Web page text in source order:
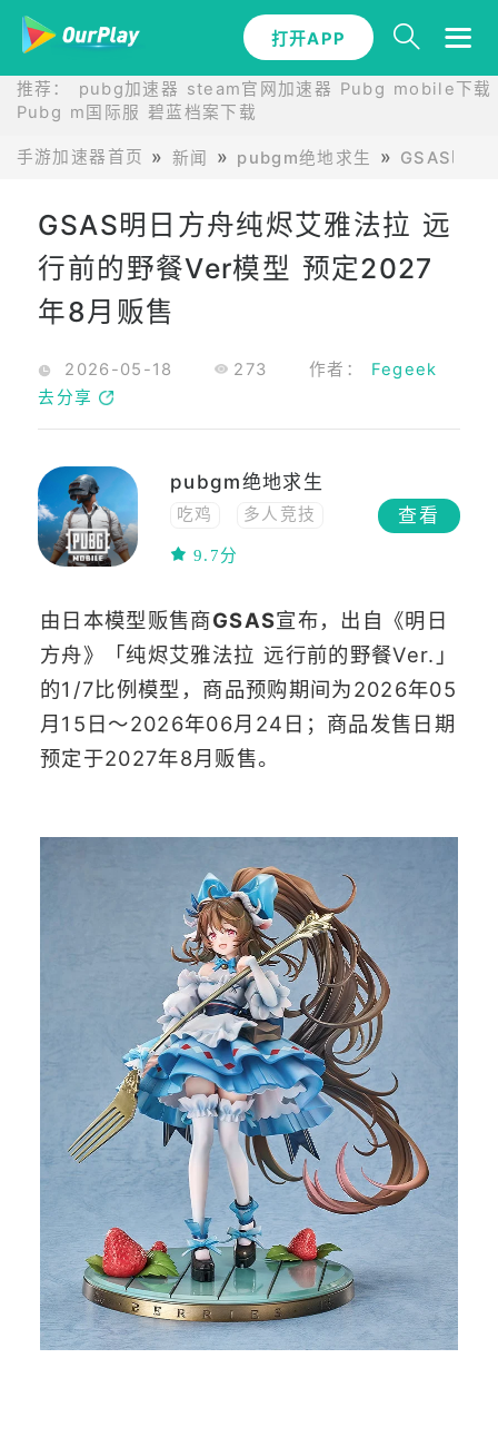
打开APP
推荐： pubg加速器 steam官网加速器 Pubg mobile下载
Pubg m国际服 碧蓝档案下载
手游加速器首页 新闻 pubgm绝地求生 GSAS明日
GSAS明日方舟纯烬艾雅法拉 远
行前的野餐Ver模型 预定2027
年8月贩售
2026-05-18 273 作者： Fegeek
去分享
pubgm绝地求生
吃鸡
多人竞技
联网
高画质
沙盒
多人
开放世界
射击
FPS
竞技
移植
枪战
steam移植
9.7分
查看
由日本模型贩售商GSAS宣布， 出自 《明日
方舟》
「纯烬艾雅法拉 远行前的野餐Ver.」
的1/7比例模型，商品预购期间为2026年05
月15日〜2026年06月24日 ；商品发售日期
预定于2027年8月贩售。